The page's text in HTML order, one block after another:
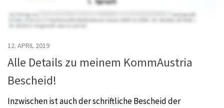
12. APRIL 2019
Alle Details zu meinem KommAustria
Bescheid!
Inzwischen ist auch der schriftliche Bescheid der